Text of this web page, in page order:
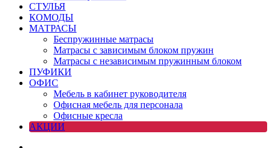
СТУЛЬЯ
КОМОДЫ
МАТРАСЫ
Беспружинные матрасы
Матрасы с зависимым блоком пружин
Матрасы с независимым пружинным блоком
ПУФИКИ
ОФИС
Мебель в кабинет руководителя
Офисная мебель для персонала
Офисные кресла
АКЦИИ